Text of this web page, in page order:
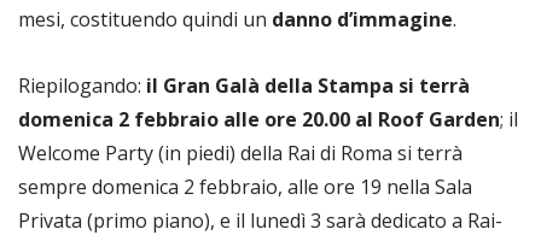
mesi, costituendo quindi un danno d’immagine.
Riepilogando: il Gran Galà della Stampa si terrà
domenica 2 febbraio alle ore 20.00 al Roof Garden; il
Welcome Party (in piedi) della Rai di Roma si terrà
sempre domenica 2 febbraio, alle ore 19 nella Sala
Privata (primo piano), e il lunedì 3 sarà dedicato a Rai-